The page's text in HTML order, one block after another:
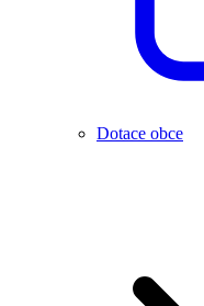
Dotace obce